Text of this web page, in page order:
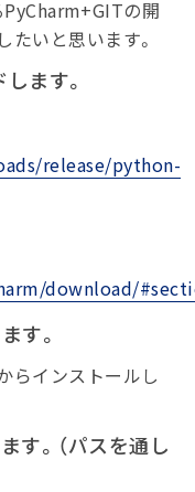
PyCharm+GITの開
いと思います。
ます。
release/python-
download/
す。
らインストールし
。（パスを通し